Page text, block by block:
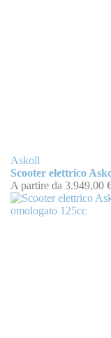
Askoll
Scooter elettrico
A partire da 3.949,00